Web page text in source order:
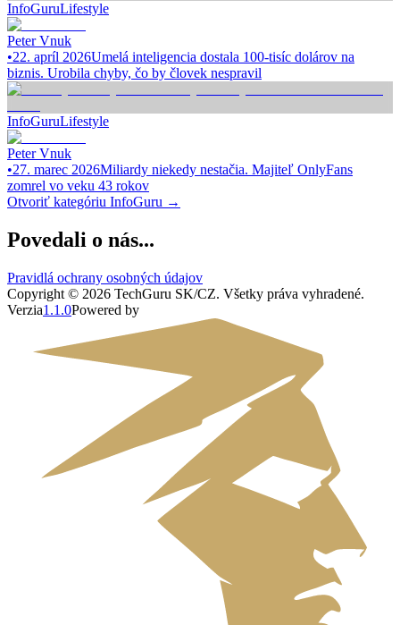
InfoGuruLifestyle
Peter Vnuk
•22. apríl 2026Umelá inteligencia dostala 100-tisíc dolárov na
biznis. Urobila chyby, čo by človek nespravil
InfoGuruLifestyle
Peter Vnuk
•27. marec 2026Miliardy niekedy nestačia. Majiteľ OnlyFans
zomrel vo veku 43 rokov
Otvoriť kategóriu InfoGuru →
Povedali o nás...
Pravidlá ochrany osobných údajov
Copyright © 2026 TechGuru SK/CZ. Všetky práva vyhradené.
Verzia1.1.0Powered by